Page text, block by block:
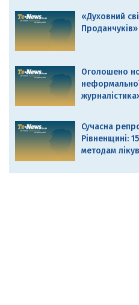
«Духовний
Оголошено
Сучасна
Рівненщині:
методам